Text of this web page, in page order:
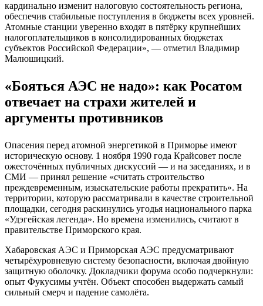
кардинально изменит налоговую состоятельность региона,
обеспечив стабильные поступления в бюджеты всех уровней.
Атомные станции уверенно входят в пятёрку крупнейших
налогоплательщиков в консолидированных бюджетах
субъектов Российской Федерации», — отметил Владимир
Малюшицкий.
«Бояться АЭС не надо»: как Росатом
отвечает на страхи жителей и
аргументы противников
Опасения перед атомной энергетикой в Приморье имеют
историческую основу. 1 ноября 1990 года Крайсовет после
ожесточённых публичных дискуссий — и на заседаниях, и в
СМИ — принял решение «считать строительство
преждевременным, изыскательские работы прекратить». На
территории, которую рассматривали в качестве строительной
площадки, сегодня раскинулись угодья национального парка
«Удэгейская легенда». Но времена изменились, считают в
правительстве Приморского края.
Хабаровская АЭС и Приморская АЭС предусматривают
четырёхуровневую систему безопасности, включая двойную
защитную оболочку. Докладчики форума особо подчеркнули:
опыт Фукусимы учтён. Объект способен выдержать самый
сильный смерч и падение самолёта.